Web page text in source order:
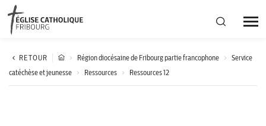
Région diocésaine
RETOUR Région diocésaine de Fribourg partie francophone
Service
catéchèse et jeunesse
Ressources Ressources 12